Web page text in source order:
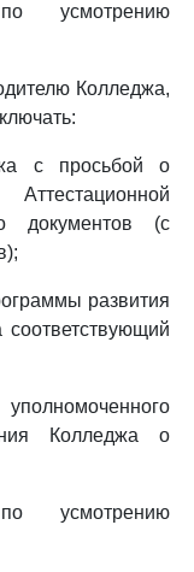
усмотрению
Колледжа,
с просьбой о
документов (с
развития
соответствующий
Колледжа о
усмотрению